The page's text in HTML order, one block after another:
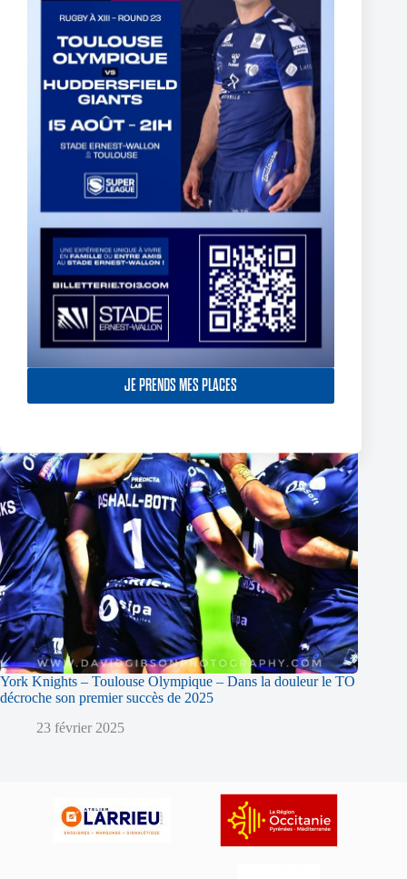
JE PRENDS MES PLACES
Thomas Lacans s’engage avec le Toulouse Olympique
5 mars 2025
York Knights – Toulouse Olympique – Dans la douleur le TO
décroche son premier succès de 2025
23 février 2025